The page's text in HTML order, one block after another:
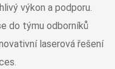
výkon a podporu.
do týmu odborníků
laserová řešení